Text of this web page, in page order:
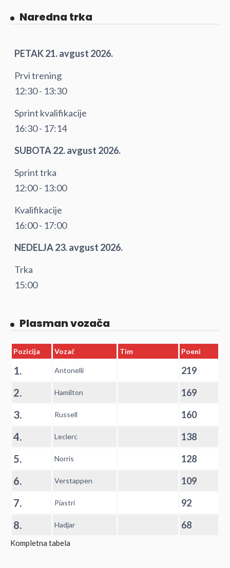
Naredna trka
PETAK 21. avgust 2026.
Prvi trening
12:30 - 13:30
Sprint kvalifikacije
16:30 - 17:14
SUBOTA 22. avgust 2026.
Sprint trka
12:00 - 13:00
Kvalifikacije
16:00 - 17:00
NEDELJA 23. avgust 2026.
Trka
15:00
Plasman vozača
Pozicija Vozač Tim Poeni
1. Antonelli 219
2. Hamilton 169
3. Russell 160
4. Leclerc 138
5. Norris 128
6. Verstappen 109
7. Piastri 92
8. Hadjar 68
Kompletna tabela